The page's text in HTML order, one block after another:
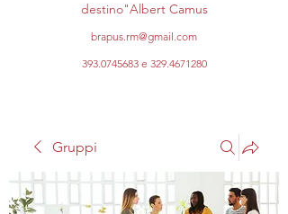
destino"Albert Camus
brapus.rm@gmail.com
393.0745683e 329.4671280
Gruppi